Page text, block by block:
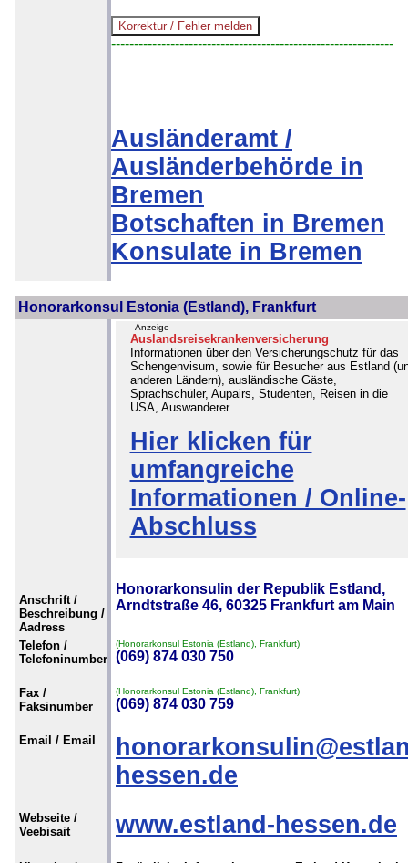
--------------------------------------------------------------
Ausländeramt /
Ausländerbehörde in
Bremen
Botschaften in Bremen
Konsulate in Bremen
Honorarkonsul Estonia (Estland), Frankfurt
- Anzeige -
Auslandsreisekrankenversicherung
Informationen über den Versicherungschutz für das
Schengenvisum, sowie für Besucher aus Estland
anderen Ländern), ausländische Gäste,
Sprachschüler, Aupairs, Studenten, Reisen in die
USA, Auswanderer...
Hier klicken für
umfangreiche
Informationen / Online-
Abschluss
Anschrift /
Beschreibung /
Aadress
Honorarkonsulin der Republik Estland,
Arndtstraße 46, 60325 Frankfurt am Main
Telefon /
Telefoninumber
(Honorarkonsul Estonia (Estland), Frankfurt)
(069) 874 030 750
Fax /
Faksinumber
(Honorarkonsul Estonia (Estland), Frankfurt)
(069) 874 030 759
Email / Email
hessen.de
Webseite /
Veebisait
www.estland-hessen.de